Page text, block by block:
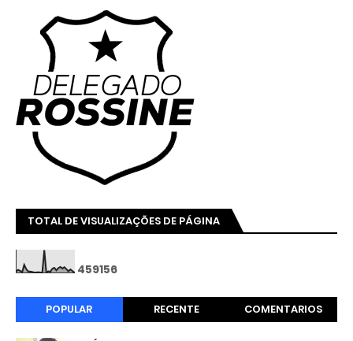
TOTAL DE VISUALIZAÇÕES DE PÁGINA
459156
POPULAR RECENTE COMENTARIOS